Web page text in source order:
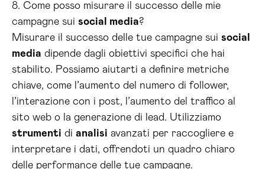
8. Come posso misurare il successo delle mie
campagne sui social media?
Misurare il successo delle tue campagne sui social
media dipende dagli obiettivi specifici che hai
stabilito. Possiamo aiutarti a definire metriche
chiave, come l’aumento del numero di follower,
l’interazione con i post, l’aumento del traffico al
sito web o la generazione di lead. Utilizziamo
strumenti di analisi avanzati per raccogliere e
interpretare i dati, offrendoti un quadro chiaro
delle performance delle tue campagne.